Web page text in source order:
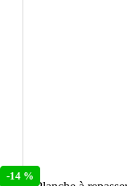
-14 %